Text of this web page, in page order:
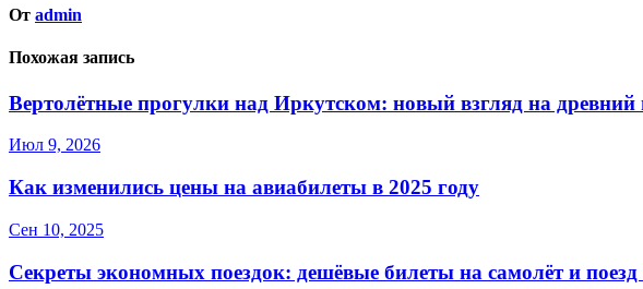
От admin
Похожая запись
Вертолётные прогулки над Иркутском: новый взгляд на древний
Июл 9, 2026
Как изменились цены на авиабилеты в 2025 году
Сен 10, 2025
Секреты экономных поездок: дешёвые билеты на самолёт и